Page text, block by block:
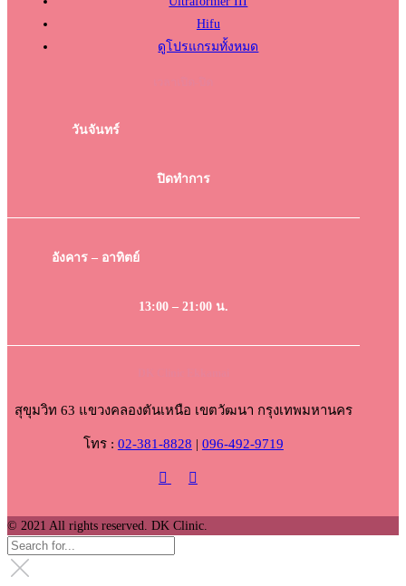
Hifu
ดูโปรแกรมทั้งหมด
วันจันทร์
ปิดทำการ
อังคาร – อาทิตย์
13:00 – 21:00 น.
สุขุมวิท 63 แขวงคลองตันเหนือ เขตวัฒนา กรุงเทพมหานคร
โทร : 02-381-8828 | 096-492-9719
© 2021 All rights reserved. DK Clinic.